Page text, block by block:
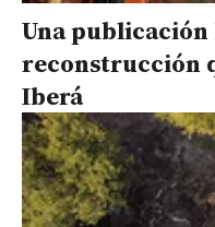
Una
reconstrucción
Iberá